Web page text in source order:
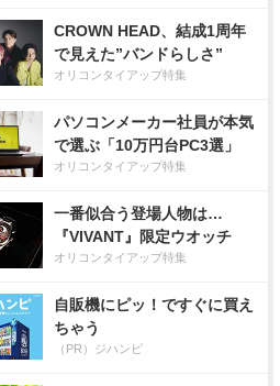
CROWN HEAD、結成1周年
で見えた”バンドらしさ”
オリコンタイアップ特集
パソコンメーカー社員が本気
で選ぶ「10万円台PC3選」
オリコンタイアップ特集
一番似合う登場人物は…
『VIVANT』限定ウオッチ
オリコンタイアップ特集
自販機にピッ！ですぐに買え
ちゃう
（PR）ジハンピ